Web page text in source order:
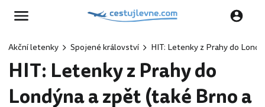
Akční letenky Spojené království HIT: Letenky z Prahy do
HIT: Letenky z Prahy do
Londýna a zpět (také Brno a